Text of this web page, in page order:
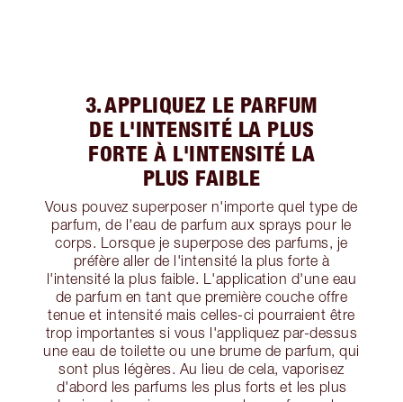
3. APPLIQUEZ LE PARFUM
DE L'INTENSITÉ LA PLUS
FORTE À L'INTENSITÉ LA
PLUS FAIBLE
Vous pouvez superposer n'importe quel type de
parfum, de l'eau de parfum aux sprays pour le
corps. Lorsque je superpose des parfums, je
préfère aller de l'intensité la plus forte à
l'intensité la plus faible. L'application d'une eau
de parfum en tant que première couche offre
tenue et intensité mais celles-ci pourraient être
trop importantes si vous l'appliquez par-dessus
une eau de toilette ou une brume de parfum, qui
sont plus légères. Au lieu de cela, vaporisez
d'abord les parfums les plus forts et les plus